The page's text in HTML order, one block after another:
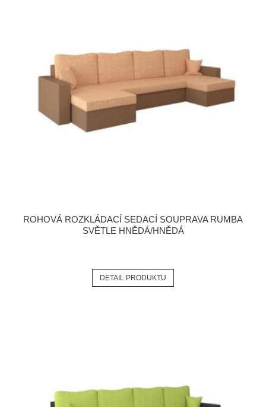
ROHOVÁ ROZKLÁDACÍ SEDACÍ SOUPRAVA RUMBA
SVĚTLE HNĚDÁ/HNĚDÁ
DETAIL PRODUKTU